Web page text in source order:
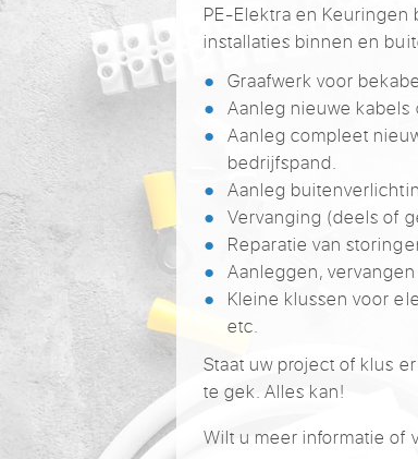
PE-Elektra en
installaties binnen en
Graafwerk voor
Aanleg nieuwe kabels
Aanleg compleet
bedrijfspand.
Aanleg
Vervanging (deels of
Reparatie van
Aanleggen,
Kleine klussen voor
etc.
Staat uw project of klus
te gek. Alles kan!
Wilt u meer informatie of